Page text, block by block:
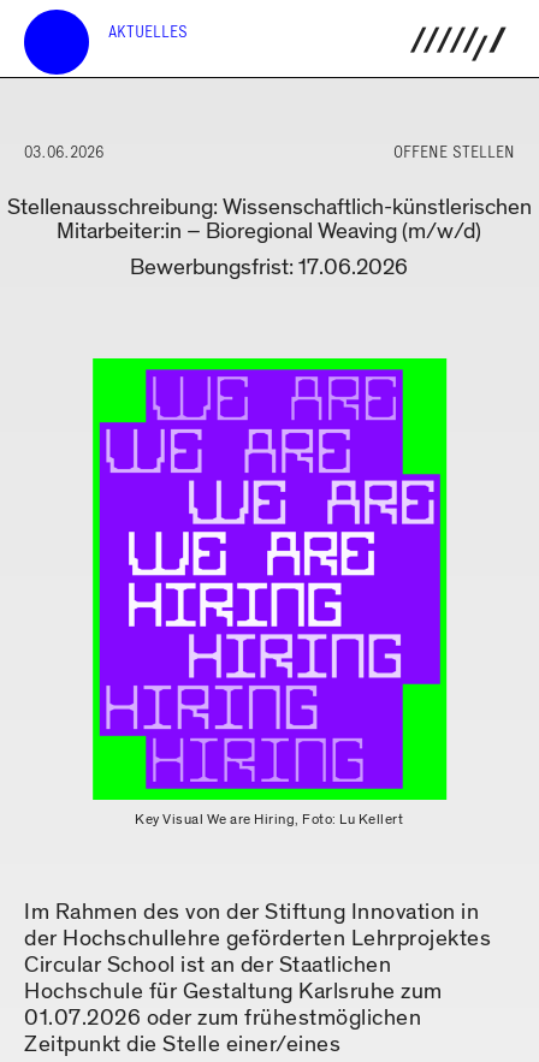
AKTUELLES
03.06.2026 OFFENE STELLEN
Stellenausschreibung: Wissenschaftlich-künstlerischen
Mitarbeiter:in – Bioregional Weaving (m/w/d)
Bewerbungsfrist: 17.06.2026
Key Visual We are Hiring, Foto: Lu Kellert
Im Rahmen des von der Stiftung Innovation in
der Hochschullehre geförderten Lehrprojektes
Circular School ist an der Staatlichen
Hochschule für Gestaltung Karlsruhe zum
01.07.2026 oder zum frühestmöglichen
Zeitpunkt die Stelle einer/eines